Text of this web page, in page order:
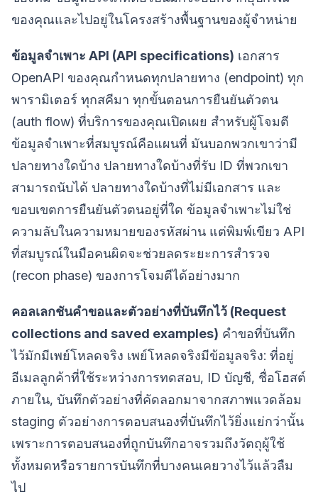
ของคุณและไปอยู่ในโครงสร้างพื้นฐานของผู้จำหน่าย
ข้อมูลจำเพาะ API (API specifications) เอกสาร
OpenAPI ของคุณกำหนดทุกปลายทาง (endpoint) ทุก
พารามิเตอร์ ทุกสคีมา ทุกขั้นตอนการยืนยันตัวตน
(auth flow) ที่บริการของคุณเปิดเผย สำหรับผู้โจมตี
ข้อมูลจำเพาะที่สมบูรณ์คือแผนที่ มันบอกพวกเขาว่ามี
ปลายทางใดบ้าง ปลายทางใดบ้างที่รับ ID ที่พวกเขา
สามารถนับได้ ปลายทางใดบ้างที่ไม่มีเอกสาร และ
ขอบเขตการยืนยันตัวตนอยู่ที่ใด ข้อมูลจำเพาะไม่ใช่
ความลับในความหมายของรหัสผ่าน แต่พิมพ์เขียว API
ที่สมบูรณ์ในมือคนผิดจะช่วยลดระยะการสำรวจ
(recon phase) ของการโจมตีได้อย่างมาก
คอลเลกชันคำขอและตัวอย่างที่บันทึกไว้ (Request
collections and saved examples) คำขอที่บันทึก
ไว้มักมีเพย์โหลดจริง เพย์โหลดจริงมีข้อมูลจริง: ที่อยู่
อีเมลลูกค้าที่ใช้ระหว่างการทดสอบ, ID บัญชี, ชื่อโฮสต์
ภายใน, บันทึกตัวอย่างที่คัดลอกมาจากสภาพแวดล้อม
staging ตัวอย่างการตอบสนองที่บันทึกไว้ยิ่งแย่กว่านั้น
เพราะการตอบสนองที่ถูกบันทึกอาจรวมถึงวัตถุผู้ใช้
ทั้งหมดหรือรายการบันทึกที่บางคนเคยวางไว้แล้วลืม
ไป